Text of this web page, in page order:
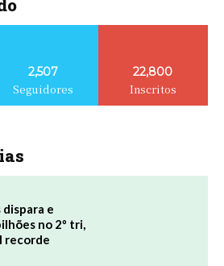
2,507
Seguidores
22,800
Inscritos
e
no 2º tri,
recorde